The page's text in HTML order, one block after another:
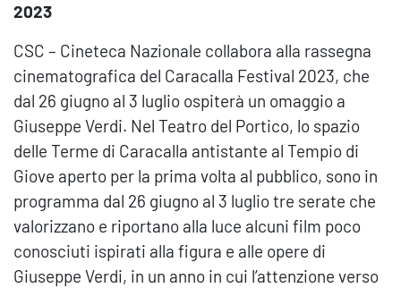
2023
CSC – Cineteca Nazionale collabora alla rassegna
cinematografica del Caracalla Festival 2023, che
dal 26 giugno al 3 luglio ospiterà un omaggio a
Giuseppe Verdi. Nel Teatro del Portico, lo spazio
delle Terme di Caracalla antistante al Tempio di
Giove aperto per la prima volta al pubblico, sono in
programma dal 26 giugno al 3 luglio tre serate che
valorizzano e riportano alla luce alcuni film poco
conosciuti ispirati alla figura e alle opere di
Giuseppe Verdi, in un anno in cui l’attenzione verso